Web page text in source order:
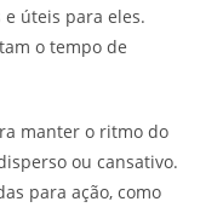
úteis para eles.
o tempo de
manter o ritmo do
ou cansativo.
para ação, como